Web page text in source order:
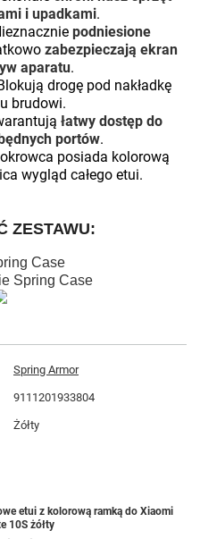
i upadkami.
podniesione
zabezpieczają ekran
aparatu.
drogę pod nakładkę
brudowi.
łatwy dostęp do
portów.
posiada kolorową
wygląd całego etui.
ZESTAWU:
Case
Spring Case
Spring Armor
9111201933804
Żółty
etui z kolorową ramką do Xiaomi
10S żółty